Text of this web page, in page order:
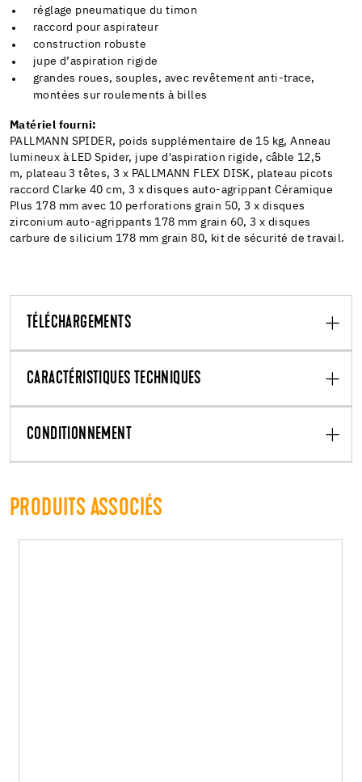
réglage pneumatique du timon
raccord pour aspirateur
construction robuste
jupe d’aspiration rigide
grandes roues, souples, avec revêtement anti-trace,
montées sur roulements à billes
Matériel fourni:
PALLMANN SPIDER, poids supplémentaire de 15 kg, Anneau
lumineux à LED Spider, jupe d'aspiration rigide, câble 12,5
m, plateau 3 têtes, 3 x PALLMANN FLEX DISK, plateau picots
raccord Clarke 40 cm, 3 x disques auto-agrippant Céramique
Plus 178 mm avec 10 perforations grain 50, 3 x disques
zirconium auto-agrippants 178 mm grain 60, 3 x disques
carbure de silicium 178 mm grain 80, kit de sécurité de travail.
TÉLÉCHARGEMENTS
CARACTÉRISTIQUES TECHNIQUES
CONDITIONNEMENT
PRODUITS ASSOCIÉS